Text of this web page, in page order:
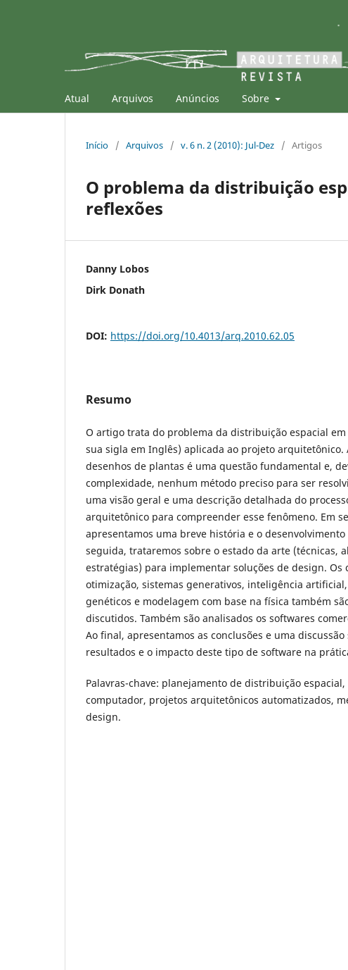
Atual Arquivos Anúncios Sobre
Início / Arquivos / v. 6 n. 2 (2010): Jul-Dez / Artigos
O problema da distribuição
reflexões
Danny Lobos
Dirk Donath
DOI: https://doi.org/10.4013/arq.2010.62.05
Resumo
O artigo trata do problema da distribuição espacial em
sua sigla em Inglês) aplicada ao projeto arquitetônico.
desenhos de plantas é uma questão fundamental e,
complexidade, nenhum método preciso para ser
uma visão geral e uma descrição detalhada do
arquitetônico para compreender esse fenômeno. Em
apresentamos uma breve história e o desenvolvimento
seguida, trataremos sobre o estado da arte (técnicas,
estratégias) para implementar soluções de design. Os
otimização, sistemas generativos, inteligência
genéticos e modelagem com base na física também
discutidos. Também são analisados os softwares
Ao final, apresentamos as conclusões e uma discussão
resultados e o impacto deste tipo de software na
Palavras-chave: planejamento de distribuição
computador, projetos arquitetônicos automatizados,
design.